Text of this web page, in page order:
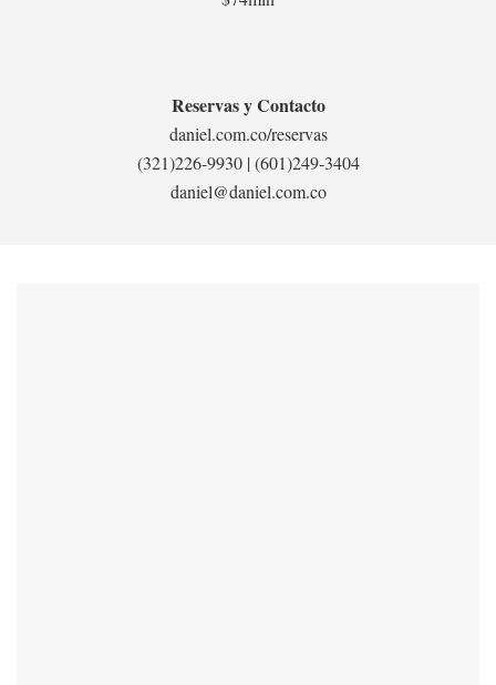
Reservas y Contacto
daniel.com.co/reservas
(321)226-9930|(601)249-3404
daniel@daniel.com.co